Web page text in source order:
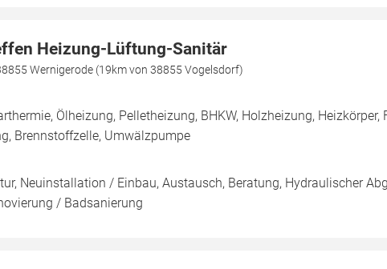
Heizung-Lüftung-Sanitär
Wernigerode (19km von 38855 Vogelsdorf)
Ölheizung, Pelletheizung, BHKW, Holzheizung,
Brennstoffzelle, Umwälzpumpe
Neuinstallation / Einbau, Austausch, Beratung, Hydraulischer
/ Badsanierung